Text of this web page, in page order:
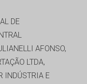
DE
AFONSO,
LTDA,
INDÚSTRIA E